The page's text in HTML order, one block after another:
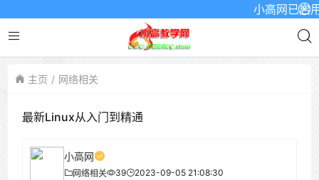
小高网已启用
主页 网络相关
最新Linux从入门到精通
小高网
网络相关 39 2023-09-05 21:08:30